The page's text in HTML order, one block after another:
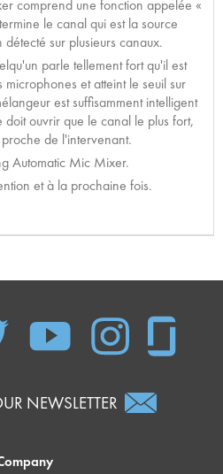
comprend une fonction appelée «
le canal qui est la source
sur plusieurs canaux.
parle tellement fort qu'il est
microphones et atteint le seuil sur
est suffisamment intelligent
doit ouvrir que le canal le plus fort,
de l'intervenant.
Automatic Mic Mixer.
et à la prochaine fois.
NEWSLETTER